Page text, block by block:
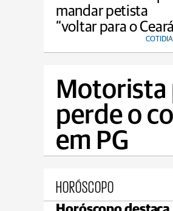
mandar petista
“voltar para o
Motorista
perde o
em PG
HORÓSCOPO